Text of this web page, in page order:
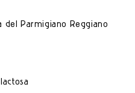
Rojas
del Parmigiano Reggiano